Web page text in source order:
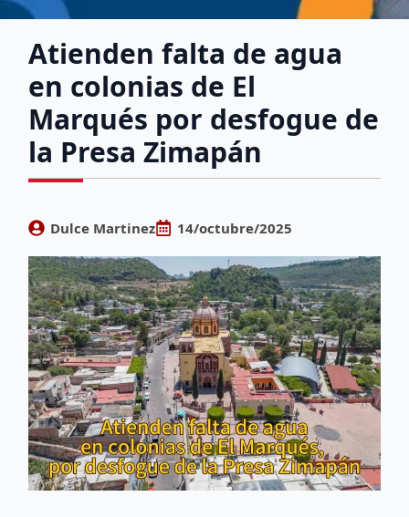
Atienden falta de agua
en colonias de El
Marqués por desfogue de
la Presa Zimapán
Dulce Martinez 14/octubre/2025